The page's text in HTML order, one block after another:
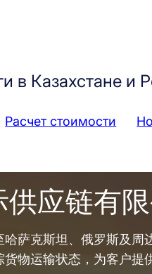
в Казахстане и
Расчет стоимости
应链有
萨克斯坦、俄罗斯及
物运输状态，为客户提